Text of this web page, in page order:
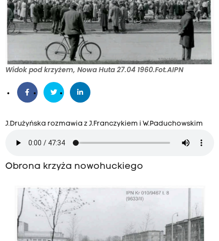
Widok pod krzyżem, Nowa Huta 27.04 1960.Fot.AIPN
J.Drużyńska rozmawia z J.Franczykiem i W.Paduchowskim
Obrona krzyża nowohuckiego